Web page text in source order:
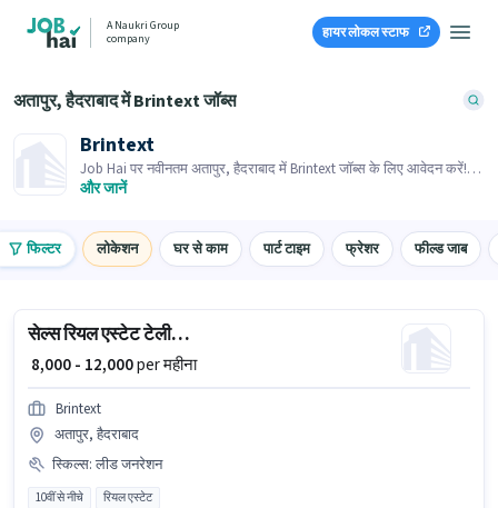
A Naukri Group
company
हायर लोकल स्टाफ
अतापुर, हैदराबाद में Brintext जॉब्स
Brintext
Job Hai पर नवीनतम अतापुर, हैदराबाद में Brintext जॉब्स के लिए आवेदन करें!
भर्तीकर्ता के पास आपके क्षेत्र में तत्काल रिक्तियां हैं।
और जानें
फिल्टर लोकेशन घर से काम पार्ट टाइम फ्रेशर फील्ड जाब
सेल्स रियल एस्टेट टेलीसेल्स एग्जीक्यूटिव
₹ 8,000 - 12,000per महीना
Brintext
अतापुर, हैदराबाद
स्किल्स: लीड जनरेशन
10वीं से नीचे रियल एस्टेट